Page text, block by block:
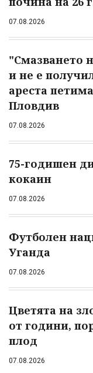
07.08.2026
"Смазването
и не е
ареста
Пловдив
07.08.2026
75-годишен
кокаин
07.08.2026
Футболен
Уганда
07.08.2026
Цветята на
от години,
плод
07.08.2026